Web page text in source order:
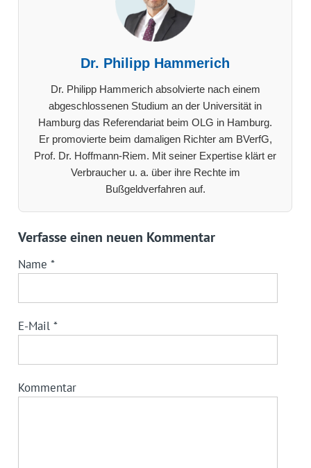
Dr. Philipp Hammerich
Dr. Philipp Hammerich absolvierte nach einem
abgeschlossenen Studium an der Universität in
Hamburg das Referendariat beim OLG in Hamburg.
Er promovierte beim damaligen Richter am BVerfG,
Prof. Dr. Hoffmann-Riem. Mit seiner Expertise klärt er
Verbraucher u. a. über ihre Rechte im
Bußgeldverfahren auf.
Verfasse einen neuen Kommentar
Name *
E-Mail *
Kommentar